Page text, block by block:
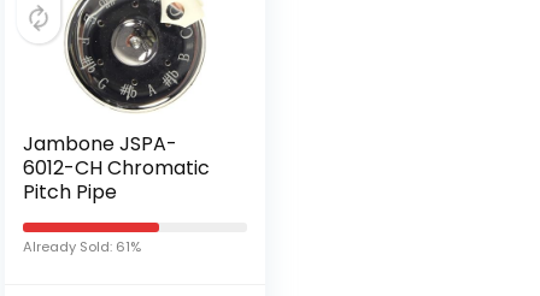
Jambone JSPA-
6012-CH Chromatic
Pitch Pipe
Already Sold: 61%